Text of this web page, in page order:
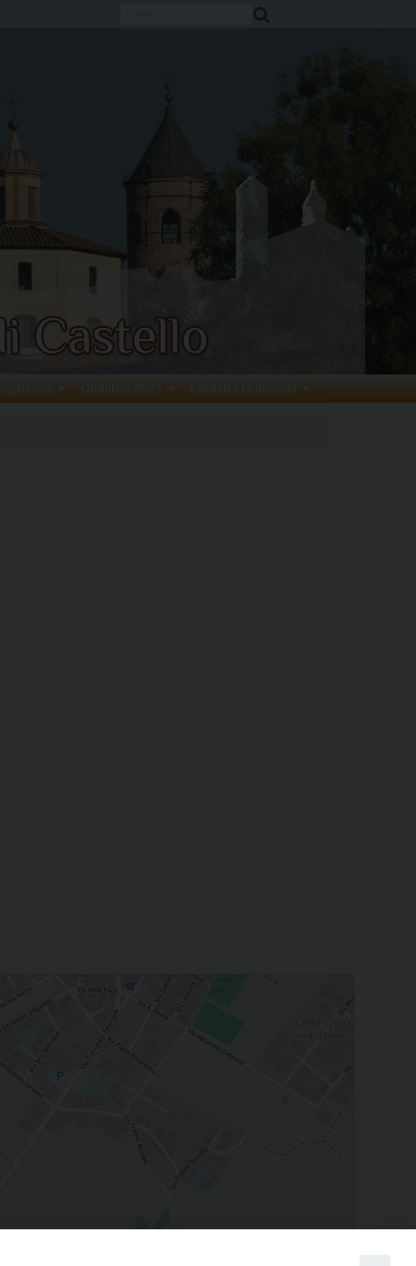
Giubileo 2025 Contatta la diocesi